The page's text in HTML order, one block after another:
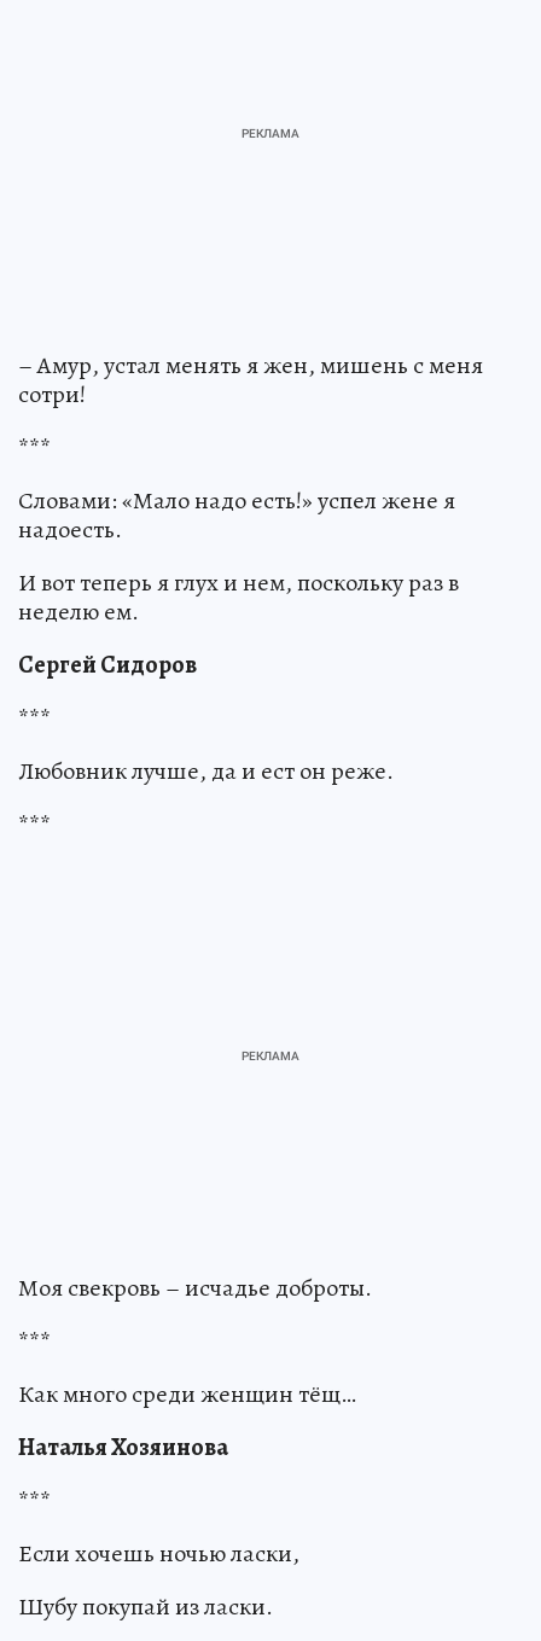
– Амур, устал менять я жен, мишень с меня
сотри!
***
Словами: «Мало надо есть!» успел жене я
надоесть.
И вот теперь я глух и нем, поскольку раз в
неделю ем.
Сергей Сидоров
***
Любовник лучше, да и ест он реже.
***
Моя свекровь – исчадье доброты.
***
Как много среди женщин тёщ…
Наталья Хозяинова
***
Если хочешь ночью ласки,
Шубу покупай из ласки.